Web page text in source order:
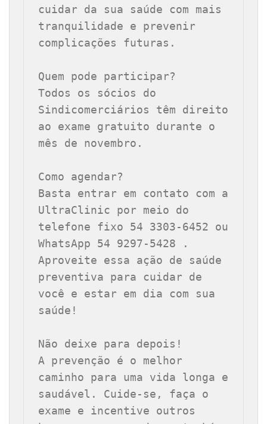
cuidar da sua saúde com mais
tranquilidade e prevenir
complicações futuras.
Quem pode participar?
Todos os sócios do
Sindicomerciários têm direito
ao exame gratuito durante o
mês de novembro.
Como agendar?
Basta entrar em contato com a
UltraClinic por meio do
telefone fixo 54 3303-6452 ou
WhatsApp 54 9297-5428 .
Aproveite essa ação de saúde
preventiva para cuidar de
você e estar em dia com sua
saúde!
Não deixe para depois!
A prevenção é o melhor
caminho para uma vida longa e
saudável. Cuide-se, faça o
exame e incentive outros